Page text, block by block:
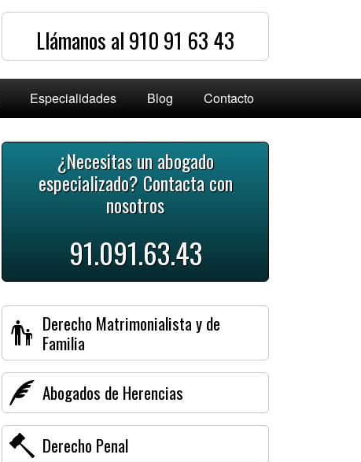
Llámanos al 910 91 63 43
Especialidades Blog Contacto
¿Necesitas un abogado
especializado? Contacta con
nosotros
91.091.63.43
Derecho Matrimonialista y de
Familia
Abogados de Herencias
Derecho Penal